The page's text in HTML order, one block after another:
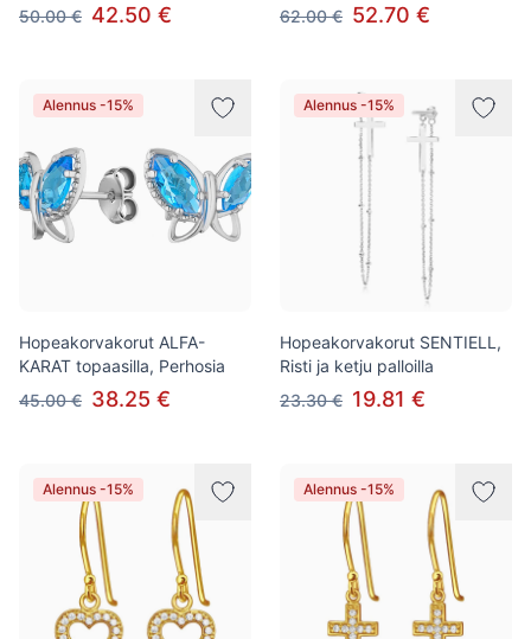
50.00 € 42.50 €
62.00 € 52.70 €
Alennus -15%
Hopeakorvakorut ALFA-
KARAT topaasilla, Perhosia
45.00 € 38.25 €
Alennus -15%
Hopeakorvakorut SENTIELL,
Risti ja ketju palloilla
23.30 € 19.81 €
Alennus -15% Alennus -15%